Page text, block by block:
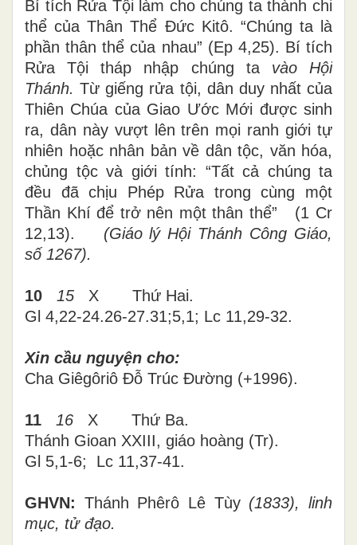
Bí tích Rửa Tội làm cho chúng ta thành chi
thể của Thân Thể Đức Kitô. “Chúng ta là
phần thân thể của nhau” (Ep 4,25). Bí tích
Rửa Tội tháp nhập chúng ta vào Hội
Thánh.Từ giếng rửa tội, dân duy nhất của
Thiên Chúa của Giao Ước Mới được sinh
ra, dân này vượt lên trên mọi ranh giới tự
nhiên hoặc nhân bản về dân tộc, văn hóa,
chủng tộc và giới tính: “Tất cả chúng ta
đều đã chịu Phép Rửa trong cùng một
Thần Khí để trở nên một thân thể” (1 Cr
12,13). (Giáo lý Hội Thánh Công Giáo,
số 1267).
10 15 X Thứ Hai.
Gl 4,22-24.26-27.31;5,1; Lc 11,29-32.
Xin cầu nguyện cho:
Cha Giêgôriô Đỗ Trúc Đường (+1996).
11 16 X Thứ Ba.
Thánh Gioan XXIII, giáo hoàng (Tr).
Gl 5,1-6; Lc 11,37-41.
GHVN: Thánh Phêrô Lê Tùy (1833), linh
mục, tử đạo.